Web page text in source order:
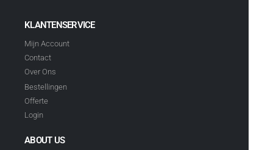
KLANTENSERVICE
Mijn Account
Contact
Over Ons
Bestellingen
Offerte
Login
ABOUT US